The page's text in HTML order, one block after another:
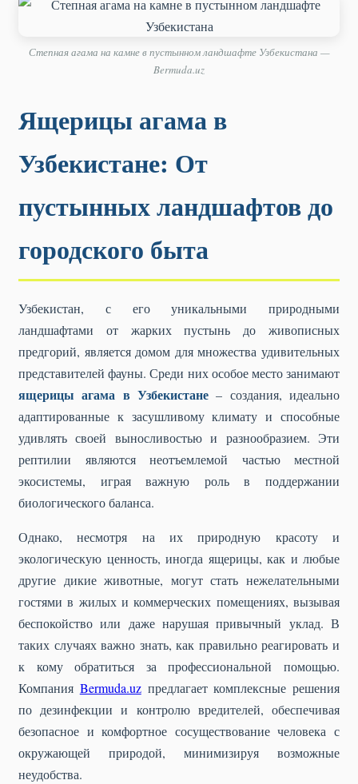
Степная агама на камне в пустынном ландшафте Узбекистана —
Bermuda.uz
Ящерицы агама в
Узбекистане: От
пустынных ландшафтов до
городского быта
Узбекистан, с его уникальными природными
ландшафтами от жарких пустынь до живописных
предгорий, является домом для множества удивительных
представителей фауны. Среди них особое место занимают
ящерицы агама в Узбекистане – создания, идеально
адаптированные к засушливому климату и способные
удивлять своей выносливостью и разнообразием. Эти
рептилии являются неотъемлемой частью местной
экосистемы, играя важную роль в поддержании
биологического баланса.
Однако, несмотря на их природную красоту и
экологическую ценность, иногда ящерицы, как и любые
другие дикие животные, могут стать нежелательными
гостями в жилых и коммерческих помещениях, вызывая
беспокойство или даже нарушая привычный уклад. В
таких случаях важно знать, как правильно реагировать и
к кому обратиться за профессиональной помощью.
Компания Bermuda.uzпредлагает комплексные решения
по дезинфекции и контролю вредителей, обеспечивая
безопасное и комфортное сосуществование человека с
окружающей природой, минимизируя возможные
неудобства.